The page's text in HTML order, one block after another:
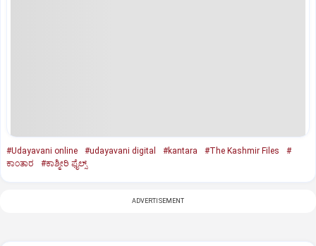
#Udayavani online #udayavani digital #kantara #The Kashmir Files
#
ಕಾಂತಾರ
#ಕಾಶ್ಮೀರಿ ಫೈಲ್ಸ್‌
ADVERTISEMENT